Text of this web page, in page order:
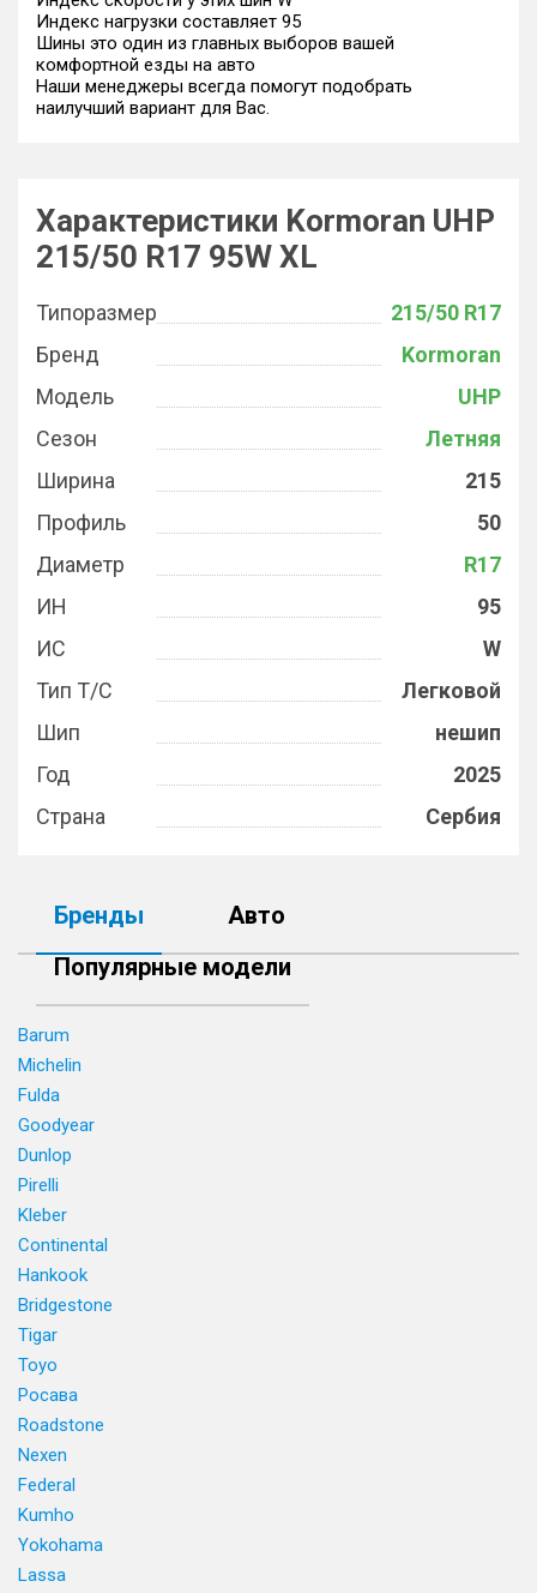
Индекс нагрузки составляет 95
Шины это один из главных выборов вашей
комфортной езды на авто
Наши менеджеры всегда помогут подобрать
наилучший вариант для Вас.
Характеристики Kormoran UHP
215/50 R17 95W XL
Типоразмер
215/50 R17
Бренд
Kormoran
Модель
UHP
Сезон
Летняя
Ширина
215
Профиль
50
Диаметр
R17
ИН
95
ИС
W
Тип Т/С
Легковой
Шип
нешип
Год
2025
Страна
Сербия
Бренды
Авто
Популярные модели
Barum
Michelin
Fulda
Goodyear
Dunlop
Pirelli
Kleber
Continental
Hankook
Bridgestone
Tigar
Toyo
Росава
Roadstone
Nexen
Federal
Kumho
Yokohama
Lassa